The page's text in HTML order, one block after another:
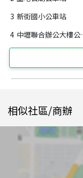
3 新街國小公車站
4 中壢聯合辦公大樓公車站
相似社區/商辦